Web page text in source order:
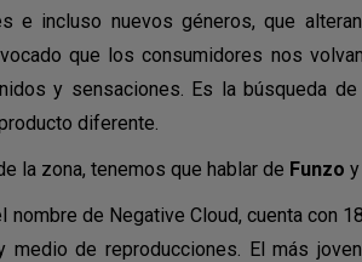
e incluso nuevos géneros, que
que los consumidores nos
y sensaciones. Es la búsqueda
diferente.
la zona, tenemos que hablar de Funzo y
nombre de Negative Cloud, cuenta con
medio de reproducciones. El más